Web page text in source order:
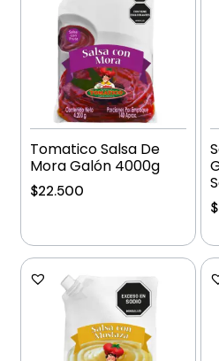
Tomatico Salsa De
Mora Galón 4000g
$22.500
$